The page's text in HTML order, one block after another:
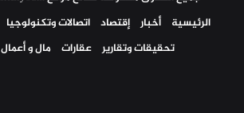
الرئيسية
أخبار إقتصاد اتصالات وتكنولوجيا
تحقيقات وتقارير عقارات مال و أعمال